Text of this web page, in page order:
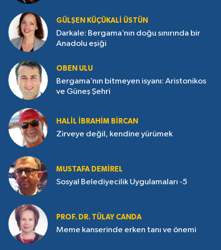
GÜLŞEN KÜÇÜKALI ÜSTÜN
Darkale: Bergama’nın doğu sınırında bir
Anadolu eşiği
OBEN ULU
Bergama’nın bitmeyen isyanı: Aristonikos
ve Güneş Şehri
HALIL İBRAHIM BIRCAN
Zirveye değil, kendine yürümek
MUSTAFA DEMIREL
Sosyal Belediyecilik Uygulamaları -5
PROF. DR. TÜLAY CANDA
Meme kanserinde erken tanı ve önemi